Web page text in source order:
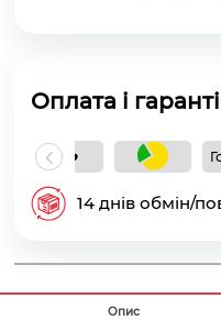
Оплата і
14 днів обмін/
Опис